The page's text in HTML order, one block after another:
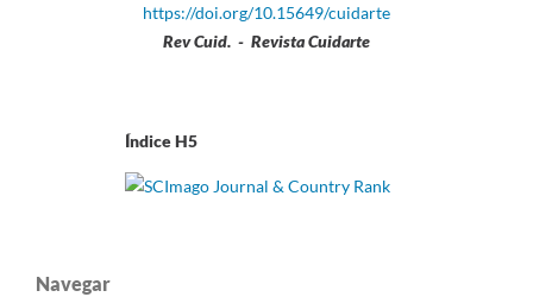
https://doi.org/10.15649/cuidarte
Rev Cuid. - Revista Cuidarte
Índice H5
Navegar